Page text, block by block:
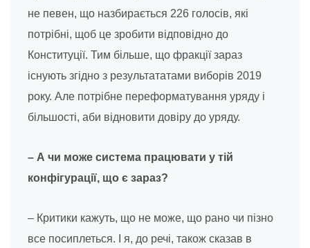
не певен, що назбирається 226 голосів, які
потрібні, щоб це зробити відповідно до
Конституції. Тим більше, що фракції зараз
існують згідно з результататами виборів 2019
року. Але потрібне переформатування уряду і
більшості, аби відновити довіру до уряду.
– А чи може система працювати у тій
конфігурації, що є зараз?
– Критики кажуть, що не може, що рано чи пізно
все посиплеться. І я, до речі, також сказав в